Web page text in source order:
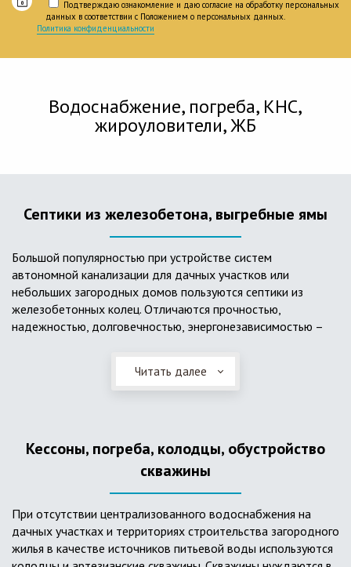
Подтверждаю ознакомление и даю согласие на обработку персональных
данных в соответствии с Положением о персональных данных.
Политика конфиденциальности
Водоснабжение, погреба, КНС,
жироуловители, ЖБ
Септики из железобетона, выгребные ямы
Большой популярностью при устройстве систем
автономной канализации для дачных участков или
небольших загородных домов пользуются септики из
железобетонных колец. Отличаются прочностью,
надежностью, долговечностью, энергонезависимостью –
ж/б колец состоят из нескольких камер, соединенных
переливными трубами, в которых происходят процессы
септики требуют периодической очистки ассенизаторской
Читать далее
Кессоны, погреба, колодцы, обустройство
скважины
При отсутствии централизованного водоснабжения на
дачных участках и территориях строительства загородного
жилья в качестве источников питьевой воды используются